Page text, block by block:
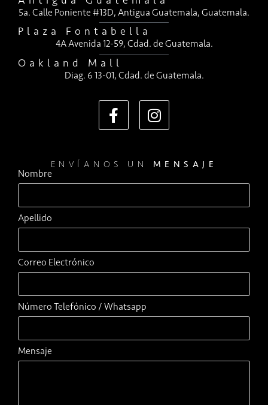
5a. Calle Poniente #13D, Antigua Guatemala, Guatemala.
Plaza Fontabella
4A Avenida 12-59, Cdad. de Guatemala.
Oakland Mall
Diag. 6 13-01, Cdad. de Guatemala.
ENVÍANOS UN MENSAJE
Nombre
Apellido
Correo Electrónico
Número Telefónico / Whatsapp
Mensaje